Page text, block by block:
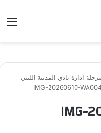
ادارة نادي المدينة الليبي
IMG-20260610-
IMG-